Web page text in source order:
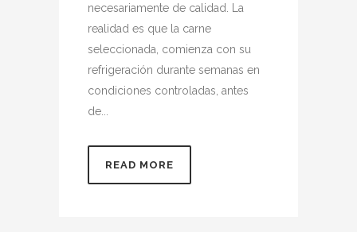
necesariamente de calidad. La
realidad es que la carne
seleccionada, comienza con su
refrigeración durante semanas en
condiciones controladas, antes
de...
READ MORE